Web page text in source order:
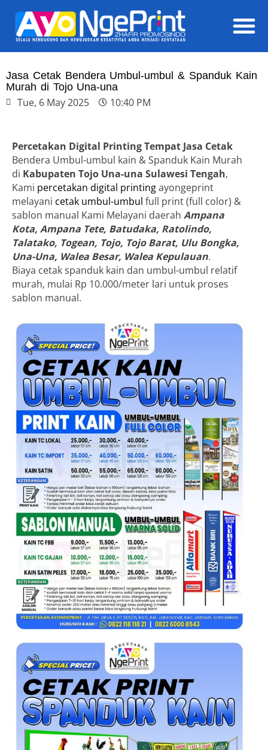
Jasa Cetak Bendera Umbul-umbul & Spanduk Kain
Murah di Tojo Una-una
Tue, 6 May 2025 10:40 PM
Percetakan Digital Printing Tempat Jasa Cetak
Bendera Umbul-umbul kain & Spanduk Kain Murah
di Kabupaten Tojo Una-una Sulawesi Tengah,
Kami percetakan digital printingayongeprint
melayani cetak umbul-umbul full print (full color) &
sablon manual Kami Melayani daerah Ampana
Kota, Ampana Tete, Batudaka, Ratolindo,
Talatako, Togean, Tojo, Tojo Barat, Ulu Bongka,
Una-Una, Walea Besar, Walea Kepulauan.
Biaya cetak spanduk kain dan umbul-umbul relatif
murah, mulai Rp 10.000/meter lari untuk proses
sablon manual.